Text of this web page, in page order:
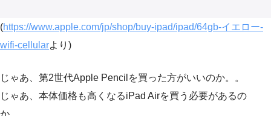
(https://www.apple.com/jp/shop/buy-ipad/ipad/64gb-イエロー-
wifi-cellularより)
じゃあ、第2世代Apple Pencilを買った方がいいのか。。
じゃあ、本体価格も高くなるiPad Airを買う必要があるの
か。。。